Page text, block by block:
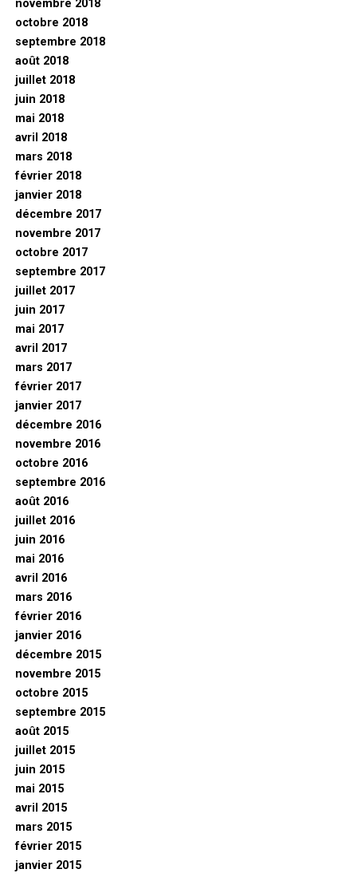
novembre 2018
octobre 2018
septembre 2018
août 2018
juillet 2018
juin 2018
mai 2018
avril 2018
mars 2018
février 2018
janvier 2018
décembre 2017
novembre 2017
octobre 2017
septembre 2017
juillet 2017
juin 2017
mai 2017
avril 2017
mars 2017
février 2017
janvier 2017
décembre 2016
novembre 2016
octobre 2016
septembre 2016
août 2016
juillet 2016
juin 2016
mai 2016
avril 2016
mars 2016
février 2016
janvier 2016
décembre 2015
novembre 2015
octobre 2015
septembre 2015
août 2015
juillet 2015
juin 2015
mai 2015
avril 2015
mars 2015
février 2015
janvier 2015